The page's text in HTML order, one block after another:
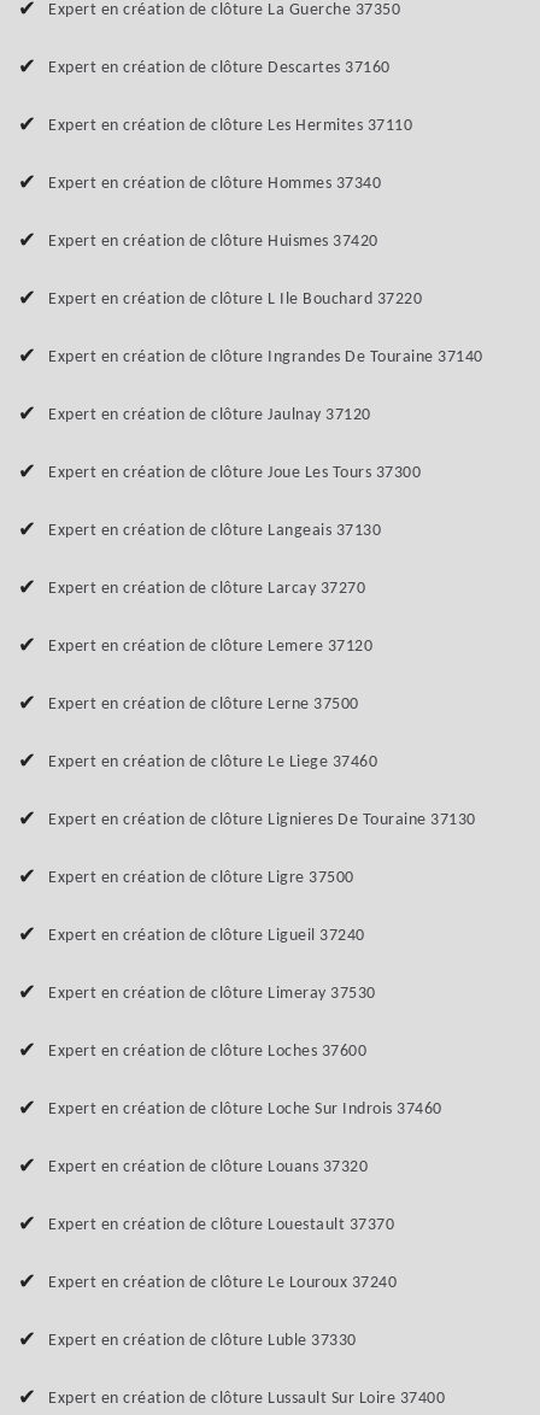
Expert en création de clôture La Guerche 37350
Expert en création de clôture Descartes 37160
Expert en création de clôture Les Hermites 37110
Expert en création de clôture Hommes 37340
Expert en création de clôture Huismes 37420
Expert en création de clôture L Ile Bouchard 37220
Expert en création de clôture Ingrandes De Touraine 37140
Expert en création de clôture Jaulnay 37120
Expert en création de clôture Joue Les Tours 37300
Expert en création de clôture Langeais 37130
Expert en création de clôture Larcay 37270
Expert en création de clôture Lemere 37120
Expert en création de clôture Lerne 37500
Expert en création de clôture Le Liege 37460
Expert en création de clôture Lignieres De Touraine 37130
Expert en création de clôture Ligre 37500
Expert en création de clôture Ligueil 37240
Expert en création de clôture Limeray 37530
Expert en création de clôture Loches 37600
Expert en création de clôture Loche Sur Indrois 37460
Expert en création de clôture Louans 37320
Expert en création de clôture Louestault 37370
Expert en création de clôture Le Louroux 37240
Expert en création de clôture Luble 37330
Expert en création de clôture Lussault Sur Loire 37400